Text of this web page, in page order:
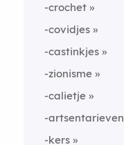
-crochet
-covidjes
-castinkjes
-zionisme
-calietje
-artsentarieven
-kers